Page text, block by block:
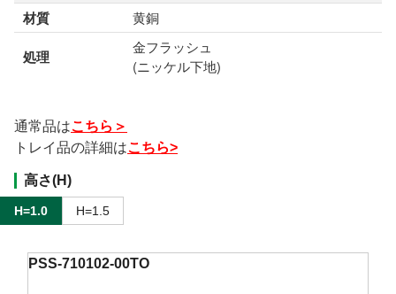
材質
黄銅
処理
金フラッシュ
(ニッケル下地)
通常品はこちら＞
トレイ品の詳細はこちら>
高さ(H)
H=1.0 H=1.5
PSS-710102-00TO